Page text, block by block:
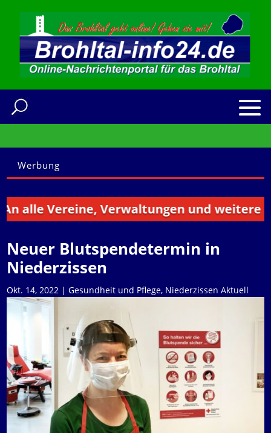
Werbung
Vereine, Verwaltungen und weitere
Neuer Blutspendetermin in
Niederzissen
Okt. 14, 2022 | Gesundheit und Pflege, Niederzissen Aktuell